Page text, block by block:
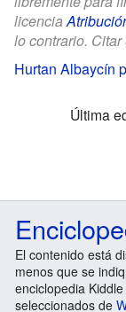
licencia
lo contrario.
Hurtan Albaycín
Última
El contenido está
menos que se
enciclopedia
seleccionados de